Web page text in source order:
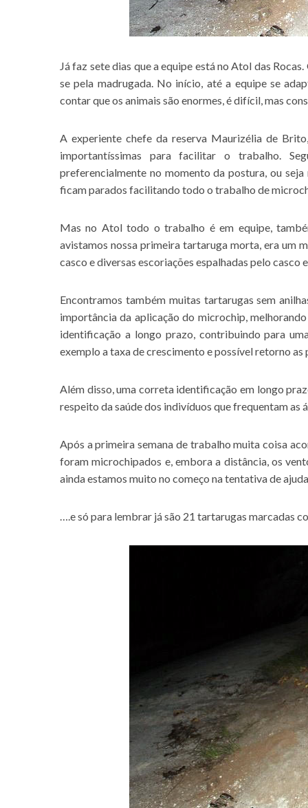
Já faz sete dias que a equipe está no Atol das
se pela madrugada. No início, até a equipe se
contar que os animais são enormes, é difícil, mas
A experiente chefe da reserva Maurizélia de
importantíssimas para facilitar o trabalho.
preferencialmente no momento da postura, ou seja
ficam parados facilitando todo o trabalho de
Mas no Atol todo o trabalho é em equipe,
avistamos nossa primeira tartaruga morta, era um
casco e diversas escoriações espalhadas pelo casco
Encontramos também muitas tartarugas sem
importância da aplicação do microchip,
identificação a longo prazo, contribuindo para
exemplo a taxa de crescimento e possível retorno as
Além disso, uma correta identificação em longo
respeito da saúde dos indivíduos que frequentam as
Após a primeira semana de trabalho muita coisa
foram microchipados e, embora a distância, os
ainda estamos muito no começo na tentativa de
….e só para lembrar já são 21 tartarugas marcadas